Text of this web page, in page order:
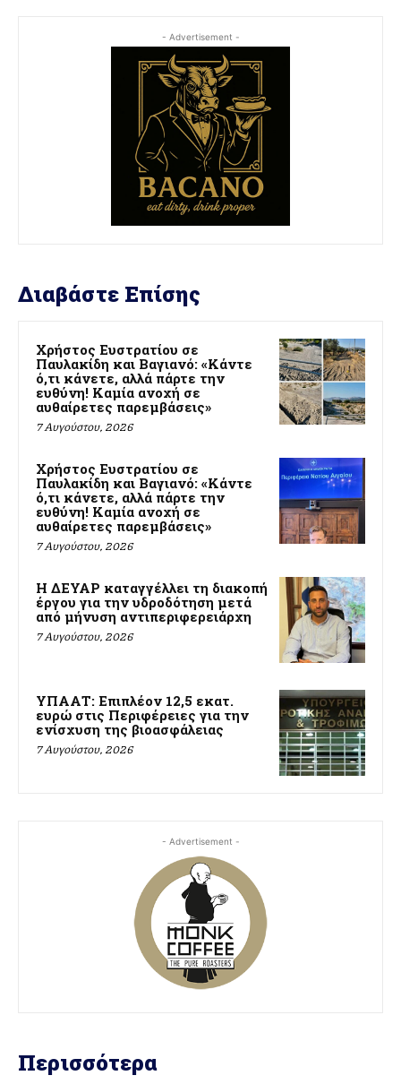
- Advertisement -
Διαβάστε Επίσης
Χρήστος Ευστρατίου σε
Παυλακίδη και Βαγιανό: «Κάντε
ό,τι κάνετε, αλλά πάρτε την
ευθύνη! Καμία ανοχή σε
αυθαίρετες παρεμβάσεις»
7 Αυγούστου, 2026
Χρήστος Ευστρατίου σε
Παυλακίδη και Βαγιανό: «Κάντε
ό,τι κάνετε, αλλά πάρτε την
ευθύνη! Καμία ανοχή σε
αυθαίρετες παρεμβάσεις»
7 Αυγούστου, 2026
Η ΔΕΥΑΡ καταγγέλλει τη διακοπή
έργου για την υδροδότηση μετά
από μήνυση αντιπεριφερειάρχη
7 Αυγούστου, 2026
ΥΠΑΑΤ: Επιπλέον 12,5 εκατ.
ευρώ στις Περιφέρειες για την
ενίσχυση της βιοασφάλειας
7 Αυγούστου, 2026
- Advertisement -
Περισσότερα